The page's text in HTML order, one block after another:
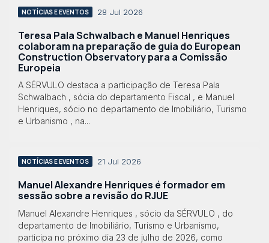
NOTÍCIAS E EVENTOS 28 Jul 2026
Teresa Pala Schwalbach e Manuel Henriques
colaboram na preparação de guia do European
Construction Observatory para a Comissão
Europeia
A SÉRVULO destaca a participação de Teresa Pala
Schwalbach , sócia do departamento Fiscal , e Manuel
Henriques, sócio no departamento de Imobiliário, Turismo
e Urbanismo , na...
NOTÍCIAS E EVENTOS 21 Jul 2026
Manuel Alexandre Henriques é formador em
sessão sobre a revisão do RJUE
Manuel Alexandre Henriques , sócio da SÉRVULO , do
departamento de Imobiliário, Turismo e Urbanismo,
participa no próximo dia 23 de julho de 2026, como